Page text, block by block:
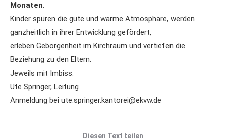
Monaten.
Kinder spüren die gute und warme Atmosphäre, werden
ganzheitlich in ihrer Entwicklung gefördert,
erleben Geborgenheit im Kirchraum und vertiefen die
Beziehung zu den Eltern.
Jeweils mit Imbiss.
Ute Springer, Leitung
Anmeldung bei ute.springer.kantorei@ekvw.de
Diesen Text teilen